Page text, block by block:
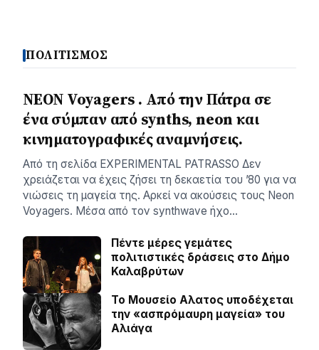
ΠΟΛΙΤΙΣΜΟΣ
NEON Voyagers . Από την Πάτρα σε
ένα σύμπαν από synths, neon και
κινηματογραφικές αναμνήσεις.
Aπό τη σελίδα ΕXPERIMENTAL PATRASSO Δεν
χρειάζεται να έχεις ζήσει τη δεκαετία του ’80 για να
νιώσεις τη μαγεία της. Αρκεί να ακούσεις τους Neon
Voyagers. Μέσα από τον synthwave ήχο…
Πέντε μέρες γεμάτες
πολιτιστικές δράσεις στο Δήμο
Καλαβρύτων
Το Μουσείο Αλατος υποδέχεται
την «ασπρόμαυρη μαγεία» του
Αλιάγα